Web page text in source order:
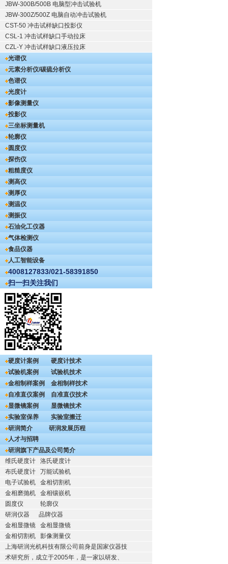
JBW-300B/500B 电脑型冲击试验机
JBW-300Z/500Z 电脑自动冲击试验机
CST-50 冲击试样缺口投影仪
CSL-1 冲击试样缺口手动拉床
CZL-Y 冲击试样缺口液压拉床
光谱仪
元素分析仪/碳硫分析仪
色谱仪
光度计
影像测量仪
投影仪
三坐标测量机
轮廓仪
圆度仪
探伤仪
粗糙度仪
测高仪
测厚仪
测温仪
测振仪
石油化工仪器
气体检测仪
食品仪器
人工智能设备
4008127833/021-58391850
扫一扫关注我们
硬度计案例
硬度计技术
试验机案例
试验机技术
金相制样案例
金相制样技术
自准直仪案例
自准直仪技术
显微镜案例
显微镜技术
实验室保养
实验室搬迁
研润简介
研润发展历程
人才与招聘
研润旗下产品及公司简介
维氏硬度计
洛氏硬度计
布氏硬度计
万能试验机
电子试验机
金相切割机
金相磨抛机
金相镶嵌机
圆度仪
轮廓仪
研润仪器
品牌仪器
金相显微镜
金相显微镜
金相切割机
影像测量仪
上海研润光机科技有限公司前身是国家仪器技
术研究所，成立于2005年，是一家以研发、